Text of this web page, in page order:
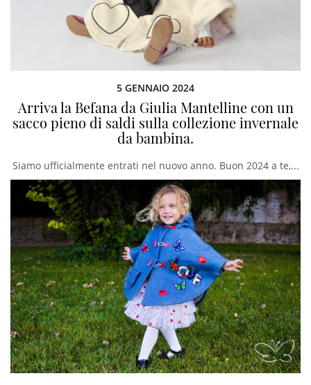
5 GENNAIO 2024
Arriva la Befana da Giulia Mantelline con un
sacco pieno di saldi sulla collezione invernale
da bambina.
Siamo ufficialmente entrati nel nuovo anno. Buon 2024 a te,...